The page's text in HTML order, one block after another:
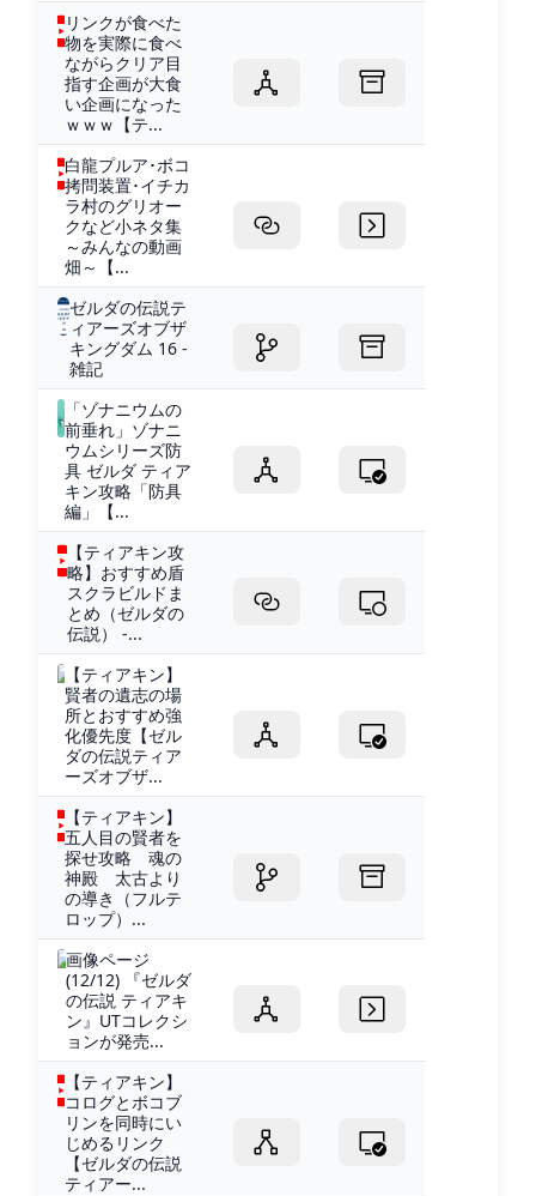
リンクが食べた
物を実際に食べ
ながらクリア目
指す企画が大食
い企画になった
ｗｗｗ【テ...
白龍プルア･ボコ
拷問装置･イチカ
ラ村のグリオー
クなど小ネタ集
～みんなの動画
畑～【...
ゼルダの伝説テ
ィアーズオブザ
キングダム 16 -
雑記
「ゾナニウムの
前垂れ」ゾナニ
ウムシリーズ防
具 ゼルダ ティア
キン攻略「防具
編」【...
【ティアキン攻
略】おすすめ盾
スクラビルドま
とめ（ゼルダの
伝説） -...
【ティアキン】
賢者の遺志の場
所とおすすめ強
化優先度【ゼル
ダの伝説ティア
ーズオブザ...
【ティアキン】
五人目の賢者を
探せ攻略 魂の
神殿 太古より
の導き（フルテ
ロップ）...
画像ページ
(12/12) 『ゼルダ
の伝説 ティアキ
ン』UTコレクシ
ョンが発売...
【ティアキン】
コログとボコブ
リンを同時にい
じめるリンク
【ゼルダの伝説
ティアー...